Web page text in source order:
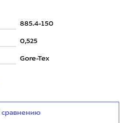
885.4-150
0,525
Gore-Tex
сравнению